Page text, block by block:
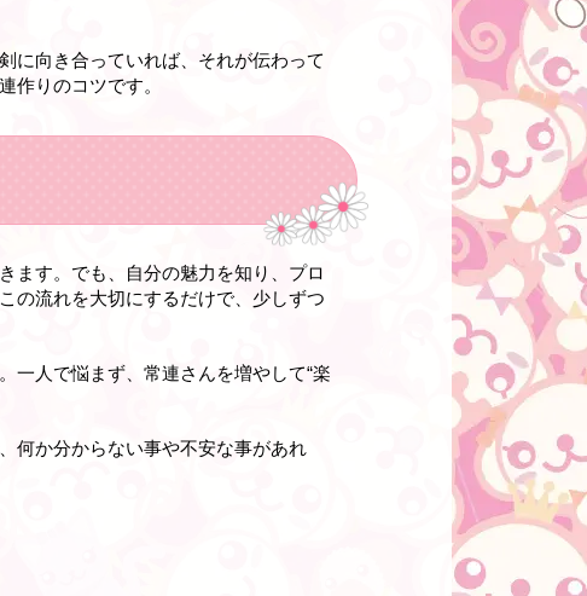
に向き合っていれば、それが伝わって
作りのコツです。
ます。でも、自分の魅力を知り、プロ
の流れを大切にするだけで、少しずつ
一人で悩まず、常連さんを増やして“楽
何か分からない事や不安な事があれ